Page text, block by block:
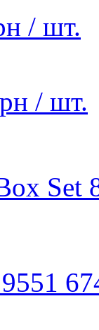
/ шт.
/ шт.
Set
9551